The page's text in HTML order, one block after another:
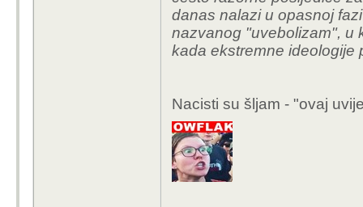
danas nalazi u opasnoj
nazvanog "uvebolizam", u
kada ekstremne ideologije
Nacisti su šljam - "ovaj